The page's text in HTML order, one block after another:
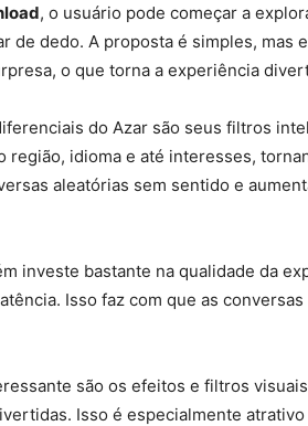
, o usuário pode começar a
de dedo. A proposta é simples, mas
o que torna a experiência
do Azar são seus filtros
região, idioma e até interesses,
aleatórias sem sentido e
investe bastante na qualidade da
Isso faz com que as
são os efeitos e filtros
Isso é especialmente